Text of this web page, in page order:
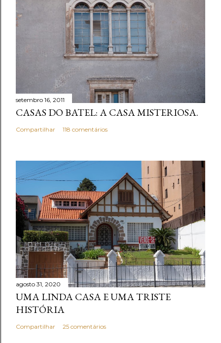
setembro 16, 2011
CASAS DO BATEL: A CASA MISTERIOSA.
Compartilhar 118 comentários
agosto 31, 2020
UMA LINDA CASA E UMA TRISTE
HISTÓRIA
Compartilhar 25 comentários